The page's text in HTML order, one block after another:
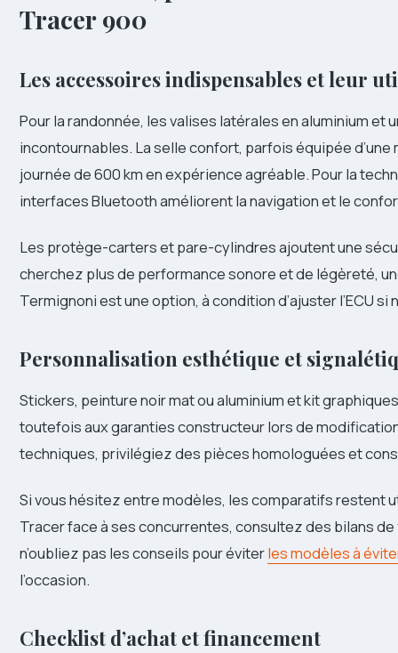
Tracer 900
Les accessoires indispensables et leur
Pour la randonnée, les valises latérales en aluminium et
incontournables. La selle confort, parfois équipée
journée de 600 km en expérience agréable. Pour la
interfaces Bluetooth améliorent la navigation et le
Les protège-carters et pare-cylindres ajoutent une
cherchez plus de performance sonore et de légèreté,
Termignoni est une option, à condition d’ajuster l’ECU si
Personnalisation esthétique et
Stickers, peinture noir mat ou aluminium et kit
toutefois aux garanties constructeur lors de
techniques, privilégiez des pièces homologuées et
Si vous hésitez entre modèles, les comparatifs restent
Tracer face à ses concurrentes, consultez des bilans
n’oubliez pas les conseils pour éviterles modèles à
l’occasion.
Checklist d’achat et financement